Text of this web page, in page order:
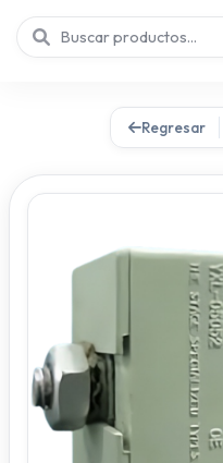
Regresar